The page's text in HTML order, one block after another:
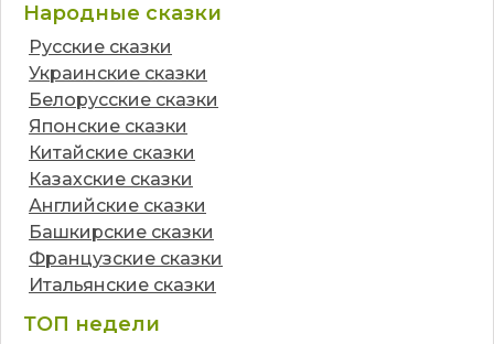
Народные сказки
Русские сказки
Украинские сказки
Белорусские сказки
Японские сказки
Китайские сказки
Казахские сказки
Английские сказки
Башкирские сказки
Французские сказки
Итальянские сказки
ТОП недели